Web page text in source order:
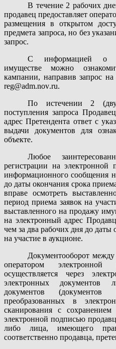
В течение 2 рабочих
продавец предоставляет
размещения в открытом
предмета запроса, но без
запрос.
С информацией о
имуществе можно
кампании, направив запрос
reg@adm.nov.ru.
По истечении 2
поступления запроса
адрес Претендента ответ с
выдачи документов для
объекте.
Любое
регистрации на
информационного сообщения
до даты окончания срока
вправе осмотреть
период приема заявок на
выставленного на продажу
на электронный адрес
чем за два рабочих дня до даты
на участие в аукционе.
Документооборот
оператором
осуществляется через
электронных документов
документов
преобразованных в
сканирования с
электронной подписью
либо лица, имеющего
соответственно продавца,